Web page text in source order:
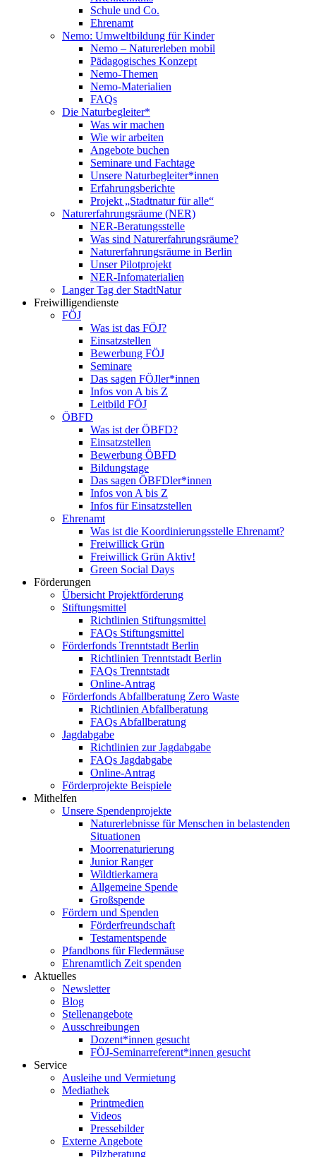
Schule und Co.
Ehrenamt
Nemo: Umweltbildung für Kinder
Nemo – Naturerleben mobil
Pädagogisches Konzept
Nemo-Themen
Nemo-Materialien
FAQs
Die Naturbegleiter*
Was wir machen
Wie wir arbeiten
Angebote buchen
Seminare und Fachtage
Unsere Naturbegleiter*innen
Erfahrungsberichte
Projekt „Stadtnatur für alle“
Naturerfahrungsräume (NER)
NER-Beratungsstelle
Was sind Naturerfahrungsräume?
Naturerfahrungsräume in Berlin
Unser Pilotprojekt
NER-Infomaterialien
Langer Tag der StadtNatur
Freiwilligendienste
FÖJ
Was ist das FÖJ?
Einsatzstellen
Bewerbung FÖJ
Seminare
Das sagen FÖJler*innen
Infos von A bis Z
Leitbild FÖJ
ÖBFD
Was ist der ÖBFD?
Einsatzstellen
Bewerbung ÖBFD
Bildungstage
Das sagen ÖBFDler*innen
Infos von A bis Z
Infos für Einsatzstellen
Ehrenamt
Was ist die Koordinierungsstelle Ehrenamt?
Freiwillick Grün
Freiwillick Grün Aktiv!
Green Social Days
Förderungen
Übersicht Projektförderung
Stiftungsmittel
Richtlinien Stiftungsmittel
FAQs Stiftungsmittel
Förderfonds Trenntstadt Berlin
Richtlinien Trenntstadt Berlin
FAQs Trenntstadt
Online-Antrag
Förderfonds Abfallberatung Zero Waste
Richtlinien Abfallberatung
FAQs Abfallberatung
Jagdabgabe
Richtlinien zur Jagdabgabe
FAQs Jagdabgabe
Online-Antrag
Förderprojekte Beispiele
Mithelfen
Unsere Spendenprojekte
Naturerlebnisse für Menschen in belastenden
Situationen
Moorrenaturierung
Junior Ranger
Wildtierkamera
Allgemeine Spende
Großspende
Fördern und Spenden
Förderfreundschaft
Testamentspende
Pfandbons für Fledermäuse
Ehrenamtlich Zeit spenden
Aktuelles
Newsletter
Blog
Stellenangebote
Ausschreibungen
Dozent*innen gesucht
FÖJ-Seminarreferent*innen gesucht
Service
Ausleihe und Vermietung
Mediathek
Printmedien
Videos
Pressebilder
Externe Angebote
Pilzberatung